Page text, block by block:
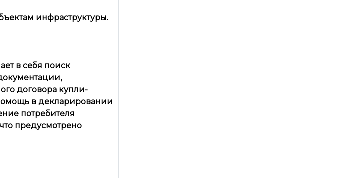
инфраструктуры.
в себя поиск
договора купли-
в декларировании
потребителя
предусмотрено